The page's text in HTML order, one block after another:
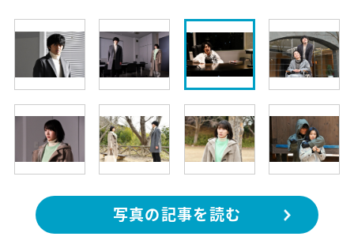
写真の記事を読む